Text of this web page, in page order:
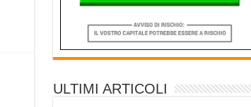
ULTIMI ARTICOLI